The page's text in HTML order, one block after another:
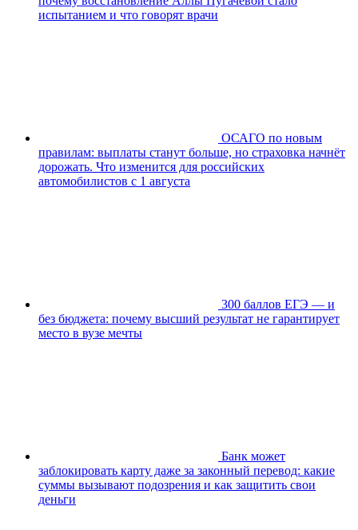
испытанием и что говорят врачи
ОСАГО по новым
правилам: выплаты станут больше, но страховка начнёт
дорожать. Что изменится для российских
автомобилистов с 1 августа
300 баллов ЕГЭ — и
без бюджета: почему высший результат не гарантирует
место в вузе мечты
Банк может
заблокировать карту даже за законный перевод: какие
суммы вызывают подозрения и как защитить свои
деньги